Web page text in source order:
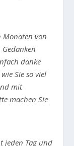
Monaten von
danke
Sie so viel
mit
machen Sie
jeden Tag und